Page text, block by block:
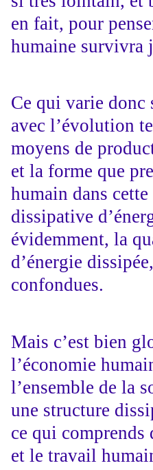
en fait, pour
humaine survivra
Ce qui varie donc
avec l’évolution
moyens de
et la forme que
humain dans
dissipative
évidemment, la
d’énergie
confondues.
Mais c’est bien
l’économie
l’ensemble de la
une structure
ce qui comprends
et le travail